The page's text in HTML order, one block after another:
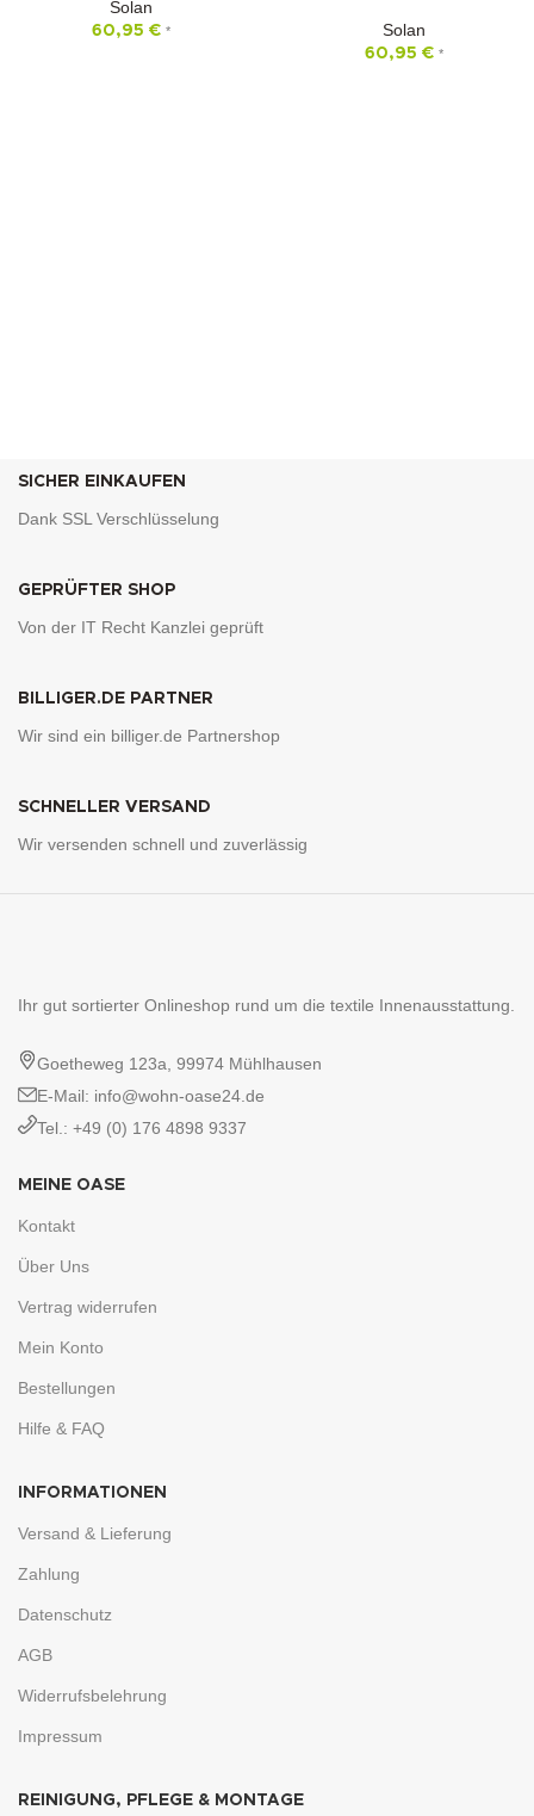
Solan
60,95 € * Solan
60,95 € *
SICHER EINKAUFEN
Dank SSL Verschlüsselung
GEPRÜFTER SHOP
Von der IT Recht Kanzlei geprüft
BILLIGER.DE PARTNER
Wir sind ein billiger.de Partnershop
SCHNELLER VERSAND
Wir versenden schnell und zuverlässig
Ihr gut sortierter Onlineshop rund um die textile Innenausstattung.
Goetheweg 123a, 99974 Mühlhausen
E-Mail: info@wohn-oase24.de
Tel.: +49 (0) 176 4898 9337
MEINE OASE
Kontakt
Über Uns
Vertrag widerrufen
Mein Konto
Bestellungen
Hilfe & FAQ
INFORMATIONEN
Versand & Lieferung
Zahlung
Datenschutz
AGB
Widerrufsbelehrung
Impressum
REINIGUNG, PFLEGE & MONTAGE